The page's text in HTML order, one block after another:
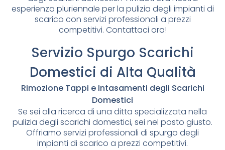
esperienza pluriennale per la pulizia degli impianti di
scarico con servizi professionali a prezzi
competitivi. Contattaci ora!
Servizio Spurgo Scarichi
Domestici di Alta Qualità
Rimozione Tappi e Intasamenti degli Scarichi
Domestici
Se sei alla ricerca di una ditta specializzata nella
pulizia degli scarichi domestici, sei nel posto giusto.
Offriamo servizi professionali di spurgo degli
impianti di scarico a prezzi competitivi.